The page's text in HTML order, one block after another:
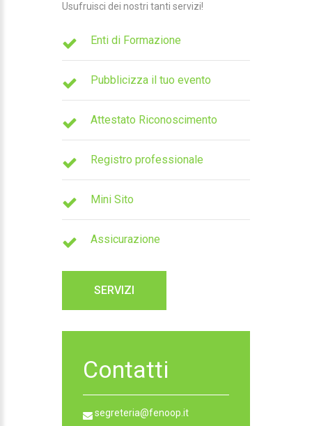
Usufruisci dei nostri tanti servizi!
Enti di Formazione
Pubblicizza il tuo evento
Attestato Riconoscimento
Registro professionale
Mini Sito
Assicurazione
SERVIZI
Contatti
segreteria@fenoop.it